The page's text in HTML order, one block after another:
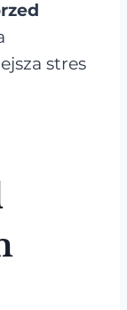
stres